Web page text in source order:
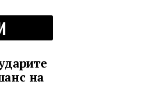
на